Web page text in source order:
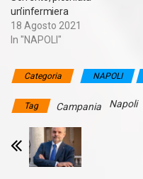
un’infermiera
18 Agosto 2021
In "NAPOLI"
Categoria NAPOLI
Tag Campania Napoli